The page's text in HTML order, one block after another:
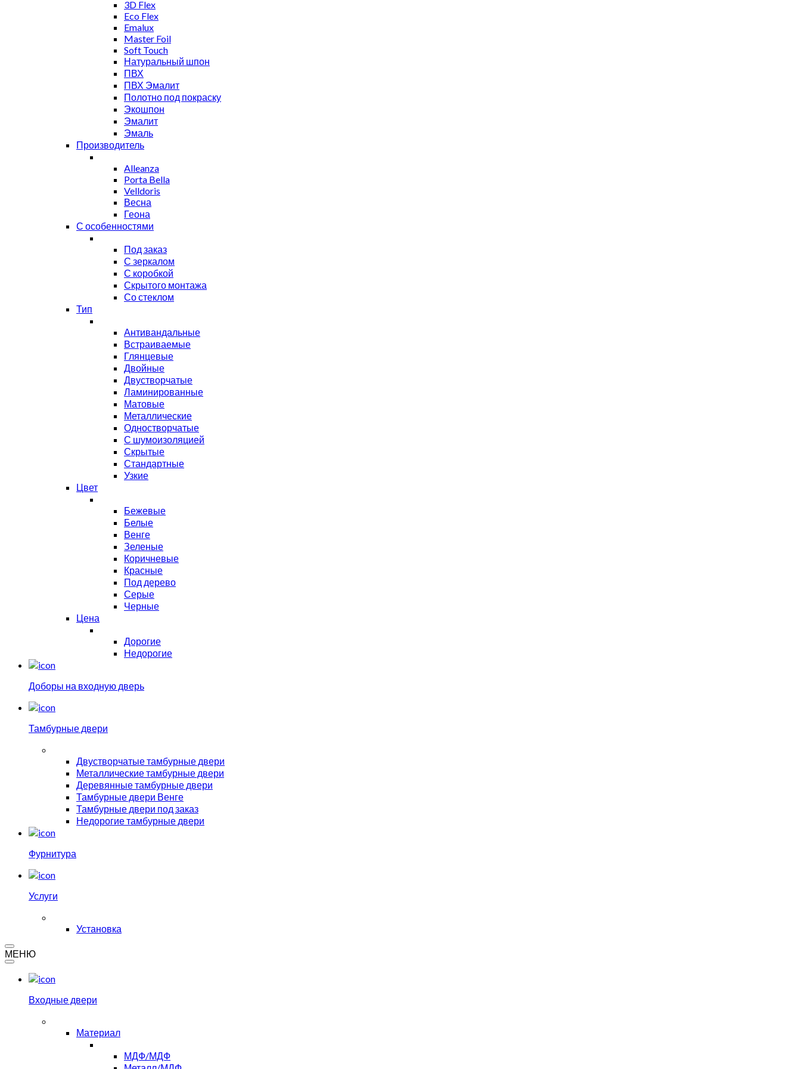
3D Flex
Eco Flex
Emalux
Master Foil
Soft Touch
Натуральный шпон
ПВХ
ПВХ Эмалит
Полотно под покраску
Экошпон
Эмалит
Эмаль
Производитель
Alleanza
Porta Bella
Velldoris
Весна
Геона
С особенностями
Под заказ
С зеркалом
С коробкой
Скрытого монтажа
Со стеклом
Тип
Антивандальные
Встраиваемые
Глянцевые
Двойные
Двустворчатые
Ламинированные
Матовые
Металлические
Одностворчатые
С шумоизоляцией
Скрытые
Стандартные
Узкие
Цвет
Бежевые
Белые
Венге
Зеленые
Коричневые
Красные
Под дерево
Серые
Черные
Цена
Дорогие
Недорогие
Доборы на входную дверь
Тамбурные двери
Двустворчатые тамбурные двери
Металлические тамбурные двери
Деревянные тамбурные двери
Тамбурные двери Венге
Тамбурные двери под заказ
Недорогие тамбурные двери
Фурнитура
Услуги
Установка
МЕНЮ
Входные двери
Материал
МДФ/МДФ